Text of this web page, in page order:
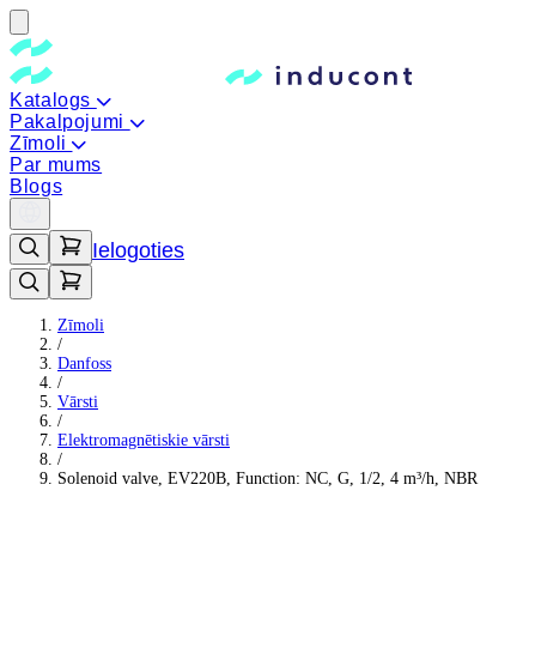
Katalogs
Pakalpojumi
Zīmoli
Par mums
Blogs
Ielogoties
Zīmoli
/
Danfoss
/
Vārsti
/
Elektromagnētiskie vārsti
/
Solenoid valve, EV220B, Function: NC, G, 1/2, 4 m³/h, NBR